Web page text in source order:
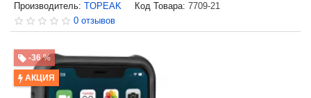
Производитель: TOPEAK Код Товара: 7709-21
0 отзывов
-36 %
АКЦИЯ